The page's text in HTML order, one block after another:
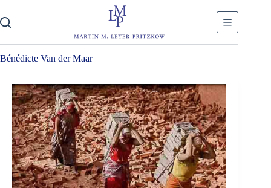
to
content
Bénédicte Van der Maar